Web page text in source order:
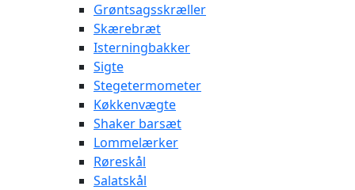
Grøntsagsskræller
Skærebræt
Isterningbakker
Sigte
Stegetermometer
Køkkenvægte
Shaker barsæt
Lommelærker
Røreskål
Salatskål